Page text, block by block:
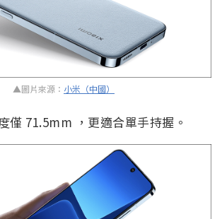
▲圖片來源： 小米（中國）
僅 71.5mm ，更適合單手持握。